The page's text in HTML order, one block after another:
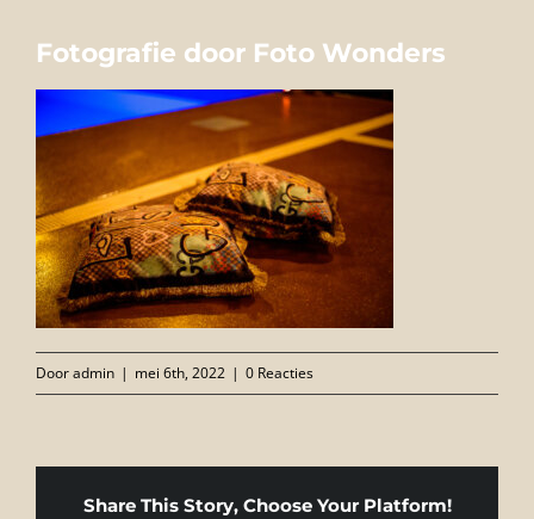
FOTO’S
INFO
OPENINGSTIJDEN
GIFTCARD
CONTACT
Fotografie door Foto Wonders
Dooradmin | mei 6th, 2022 | 0 Reacties
Share This Story, Choose Your Platform!